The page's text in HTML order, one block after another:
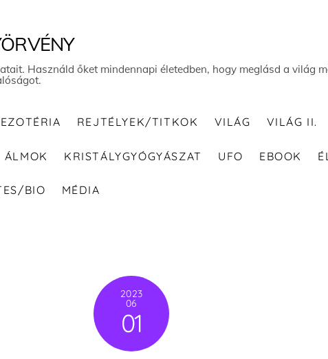
Használd őket mindennapi életedben, hogy meglásd a világ
EZOTÉRIA REJTÉLYEK/TITKOK VILÁG VILÁG II.
ÁLMOK KRISTÁLYGYÓGYÁSZAT UFO EBOOK
BIO MÉDIA
2023
06
01